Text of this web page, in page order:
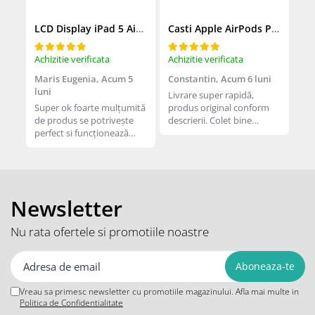
MacBook Pro
iPad Gen. 2 (2011)
iPad Gen. 3 (2012)
iPad Gen. 4 (2012)
iPad Gen. 5, 9.7" (2017)
iPad Gen. 6, 9.7" (2018)
iPad Gen. 7, 10.2" (2019)
iPad Gen. 8, 10.2" (2020)
iPad Mini 3 (2014)
iPad Mini 4 (2015)
iPad Pro 10.5 (2017)
iPad Pro 11 Gen. 1 (2018)
iPad Pro 11 Gen. 2 (2020)
LCD Display iPad 5 Air 1 A1474 A1475 A1822 A1823 9.7" original reconditionat
Achizitie verificata
Maris Eugenia, Acum 5
luni
Super ok foarte mulțumită
de produs se potrivește
perfect si funcționează
Casti Apple AirPods Pro 3
Achizitie verificata
Constantin, Acum 6 luni
Livrare super rapidă,
produs original conform
descrierii. Colet bine
Newsletter
Nu rata ofertele si promotiile noastre
Vreau sa primesc newsletter cu promotiile magazinului. Afla mai multe in
Politica de Confidentialitate